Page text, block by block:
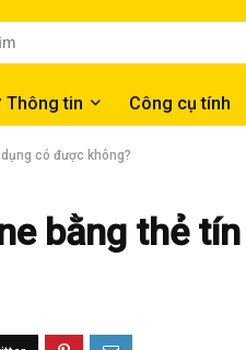
Thông tin Công cụ tính
có được không?
bằng thẻ